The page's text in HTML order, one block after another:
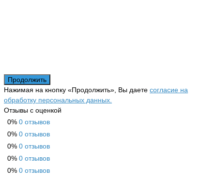
Продолжить
Нажимая на кнопку «Продолжить», Вы даете согласие на
обработку персональных данных.
Отзывы с оценкой
0% 0 отзывов
0% 0 отзывов
0% 0 отзывов
0% 0 отзывов
0% 0 отзывов